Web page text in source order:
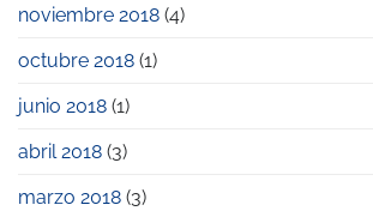
noviembre 2018 (4)
octubre 2018 (1)
junio 2018 (1)
abril 2018 (3)
marzo 2018 (3)